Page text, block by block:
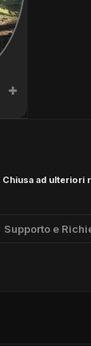
Chiusa ad ulteriori
Supporto e